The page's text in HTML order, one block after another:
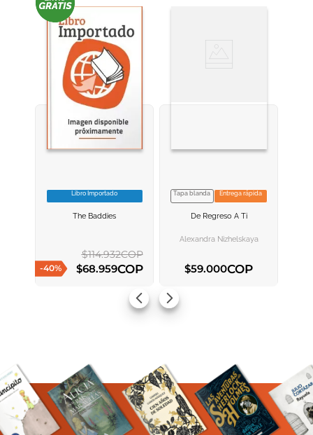
VER INFORMACION
Libro Importado
The Baddies
-40%
$114.932COP
$68.959COP
VER INFORMACION
Tapa blanda Entrega rápida
De Regreso A Ti
Alexandra Nizhelskaya
$59.000COP